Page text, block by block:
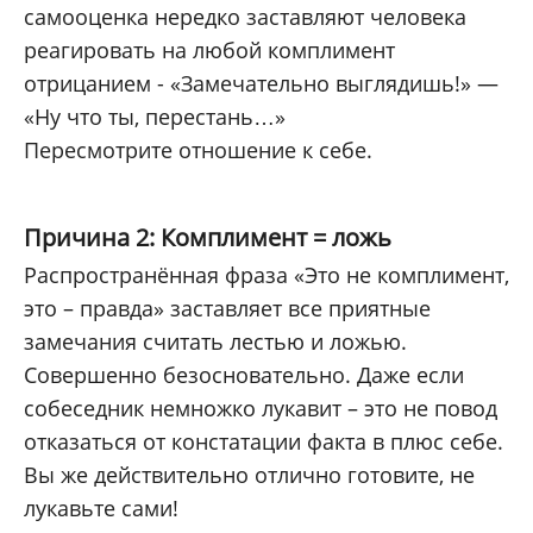
самооценка нередко заставляют человека
реагировать на любой комплимент
отрицанием - «Замечательно выглядишь!» —
«Ну что ты, перестань…»
Пересмотрите отношение к себе.
Причина 2: Комплимент = ложь
Распространённая фраза «Это не комплимент,
это – правда» заставляет все приятные
замечания считать лестью и ложью.
Совершенно безосновательно. Даже если
собеседник немножко лукавит – это не повод
отказаться от констатации факта в плюс себе.
Вы же действительно отлично готовите, не
лукавьте сами!